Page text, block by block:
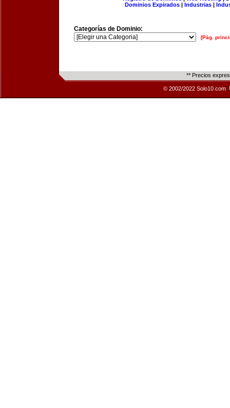
Dominios Expirados | Industrias |
Categorías de Dominio:
[Pág.
** Precios
© 2002/2022 Solo10.com